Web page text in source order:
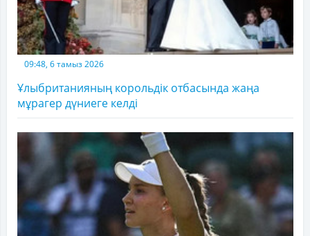
09:48, 6 тамыз 2026
Ұлыбританияның корольдік отбасында жаңа
мұрагер дүниеге келді